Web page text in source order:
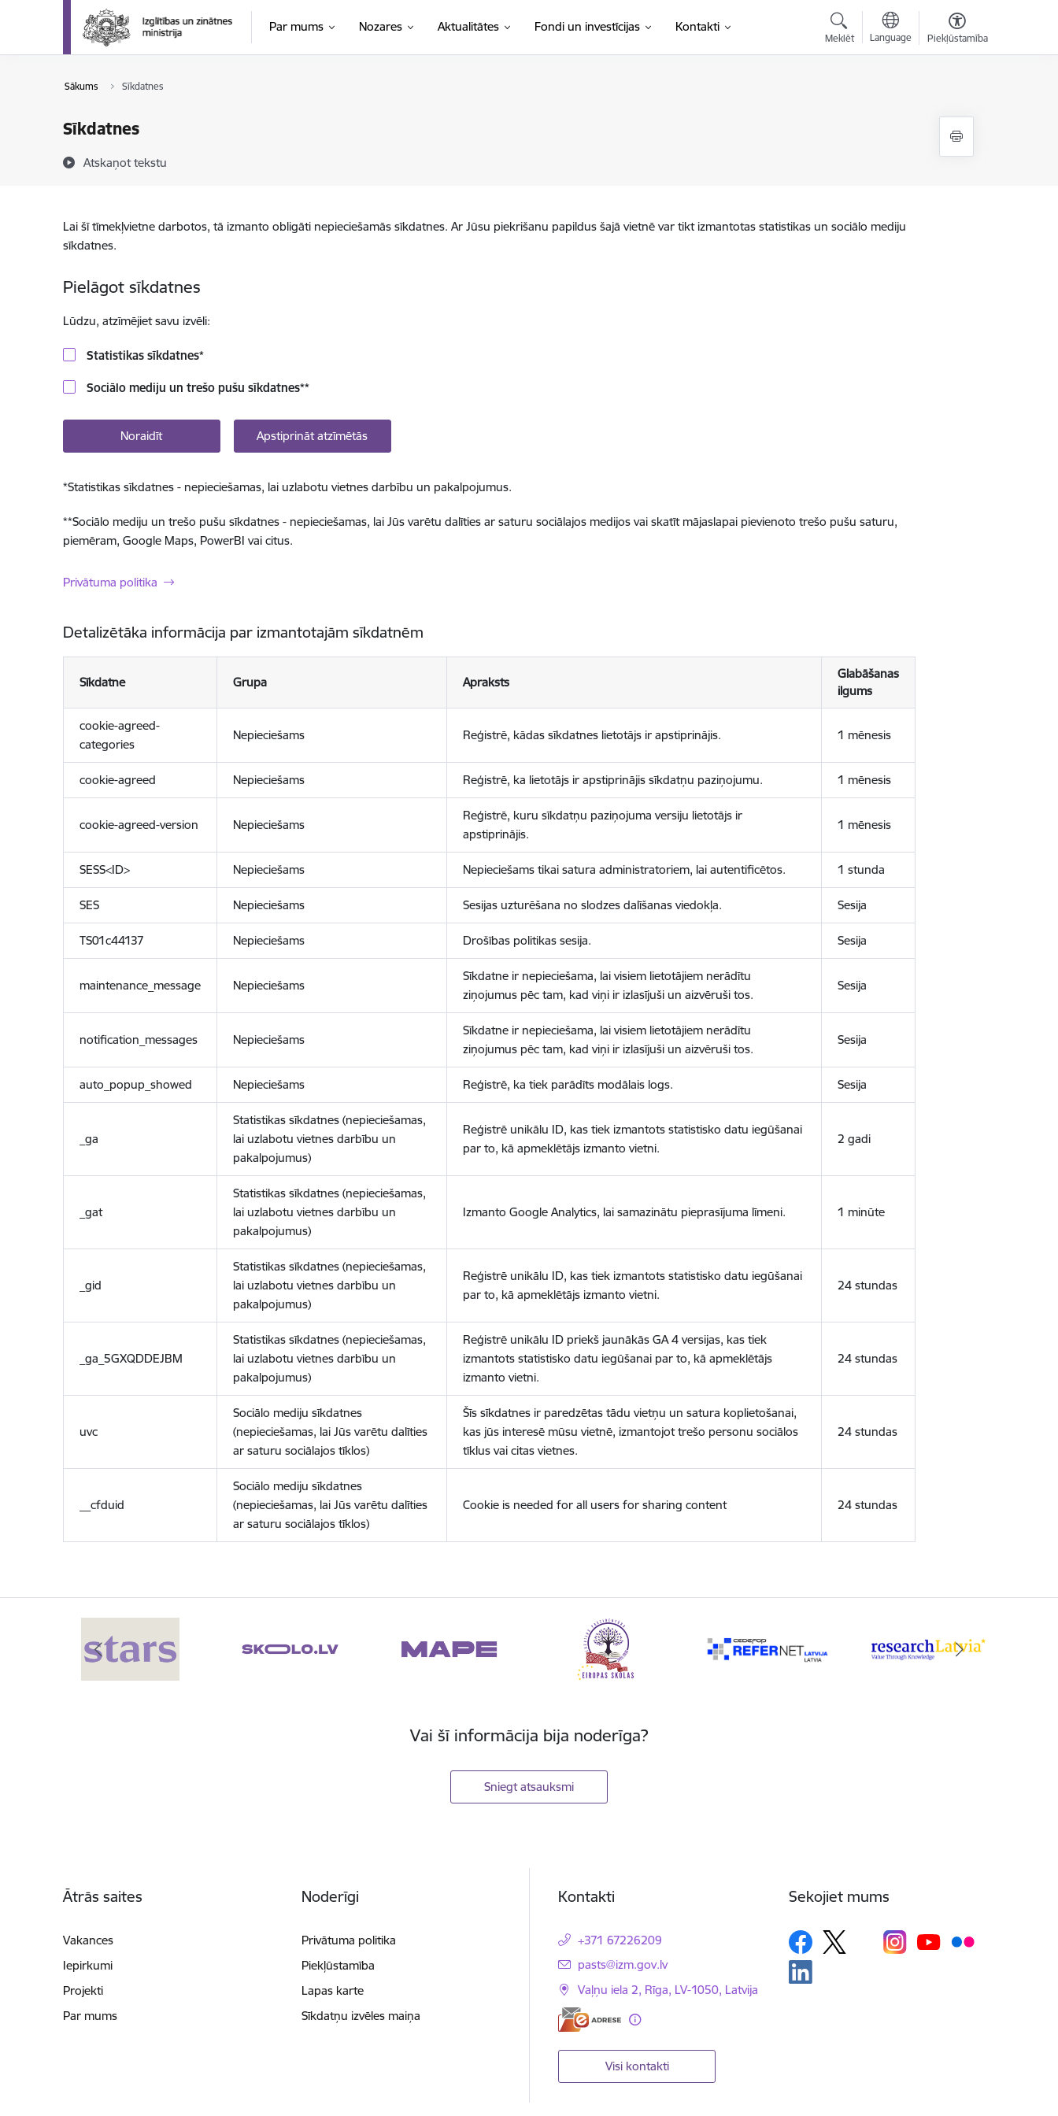
Pāriet uz lapas saturu
Par mums Nozares Aktualitātes Fondi un investīcijas Kontakti
Meklēt Language Piekļūstamība
Sākums Sīkdatnes
Sīkdatnes
Atskaņot tekstu
Lai šī tīmekļvietne darbotos, tā izmanto obligāti nepieciešamās sīkdatnes. Ar Jūsu piekrišanu papildus šajā vietnē var tikt izmantotas statistikas un sociālo mediju
sīkdatnes.
Pielāgot sīkdatnes
Lūdzu, atzīmējiet savu izvēli:
Statistikas sīkdatnes*
Sociālo mediju un trešo pušu sīkdatnes**
Noraidīt Apstiprināt atzīmētās
*Statistikas sīkdatnes - nepieciešamas, lai uzlabotu vietnes darbību un pakalpojumus.
**Sociālo mediju un trešo pušu sīkdatnes - nepieciešamas, lai Jūs varētu dalīties ar saturu sociālajos medijos vai skatīt mājaslapai pievienoto trešo pušu saturu,
piemēram, Google Maps, PowerBI vai citus.
Privātuma politika
Detalizētāka informācija par izmantotajām sīkdatnēm
Sīkdatne Grupa Apraksts
Glabāšanas
ilgums
cookie-agreed-
categories
Nepieciešams Reģistrē, kādas sīkdatnes lietotājs ir apstiprinājis. 1 mēnesis
cookie-agreed Nepieciešams Reģistrē, ka lietotājs ir apstiprinājis sīkdatņu paziņojumu. 1 mēnesis
cookie-agreed-version Nepieciešams
Reģistrē, kuru sīkdatņu paziņojuma versiju lietotājs ir
apstiprinājis.
1 mēnesis
SESS<ID> Nepieciešams Nepieciešams tikai satura administratoriem, lai autentificētos. 1 stunda
SES Nepieciešams Sesijas uzturēšana no slodzes dalīšanas viedokļa. Sesija
TS01c44137 Nepieciešams Drošības politikas sesija. Sesija
maintenance_message Nepieciešams
Sīkdatne ir nepieciešama, lai visiem lietotājiem nerādītu
ziņojumus pēc tam, kad viņi ir izlasījuši un aizvēruši tos.
Sesija
notification_messages Nepieciešams
Sīkdatne ir nepieciešama, lai visiem lietotājiem nerādītu
ziņojumus pēc tam, kad viņi ir izlasījuši un aizvēruši tos.
Sesija
auto_popup_showed Nepieciešams Reģistrē, ka tiek parādīts modālais logs. Sesija
_ga
Statistikas sīkdatnes (nepieciešamas,
lai uzlabotu vietnes darbību un
pakalpojumus)
Reģistrē unikālu ID, kas tiek izmantots statistisko datu iegūšanai
par to, kā apmeklētājs izmanto vietni.
2 gadi
_gat
Statistikas sīkdatnes (nepieciešamas,
lai uzlabotu vietnes darbību un
pakalpojumus)
Izmanto Google Analytics, lai samazinātu pieprasījuma līmeni. 1 minūte
_gid
Statistikas sīkdatnes (nepieciešamas,
lai uzlabotu vietnes darbību un
pakalpojumus)
Reģistrē unikālu ID, kas tiek izmantots statistisko datu iegūšanai
par to, kā apmeklētājs izmanto vietni.
24 stundas
_ga_5GXQDDEJBM
Statistikas sīkdatnes (nepieciešamas,
lai uzlabotu vietnes darbību un
pakalpojumus)
Reģistrē unikālu ID priekš jaunākās GA 4 versijas, kas tiek
izmantots statistisko datu iegūšanai par to, kā apmeklētājs
izmanto vietni.
24 stundas
uvc
Sociālo mediju sīkdatnes
(nepieciešamas, lai Jūs varētu dalīties
ar saturu sociālajos tīklos)
Šīs sīkdatnes ir paredzētas tādu vietņu un satura koplietošanai,
kas jūs interesē mūsu vietnē, izmantojot trešo personu sociālos
tīklus vai citas vietnes.
24 stundas
__cfduid
Sociālo mediju sīkdatnes
(nepieciešamas, lai Jūs varētu dalīties
ar saturu sociālajos tīklos)
Cookie is needed for all users for sharing content 24 stundas
Vai šī informācija bija noderīga?
Sniegt atsauksmi
Ātrās saites
Vakances
Iepirkumi
Projekti
Par mums
Noderīgi
Privātuma politika
Piekļūstamība
Lapas karte
Sīkdatņu izvēles maiņa
Kontakti
+371 67226209
E-pasts:
pasts@izm.gov.lv
Vaļņu iela 2, Rīga, LV-1050, Latvija
Visi kontakti
Sekojiet mums